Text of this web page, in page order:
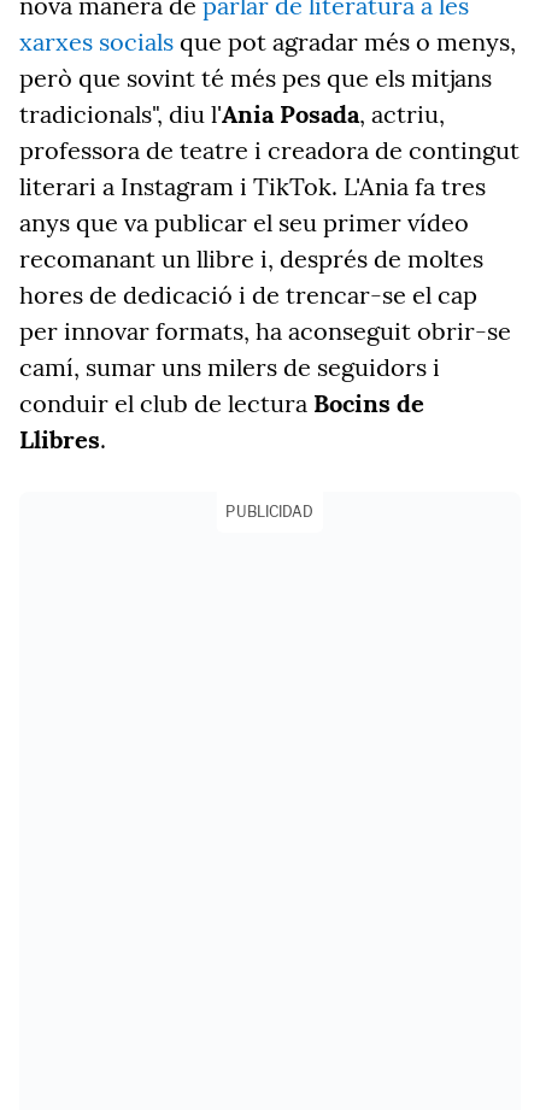
xarxes socials que pot agradar més o menys,
però que sovint té més pes que els mitjans
tradicionals", diu l'Ania Posada, actriu,
professora de teatre i creadora de contingut
literari a Instagram i TikTok. L'Ania fa tres
anys que va publicar el seu primer vídeo
recomanant un llibre i, després de moltes
hores de dedicació i de trencar-se el cap
per innovar formats, ha aconseguit obrir-se
camí, sumar uns milers de seguidors i
conduir el club de lectura Bocins de
Llibres.
PUBLICIDAD